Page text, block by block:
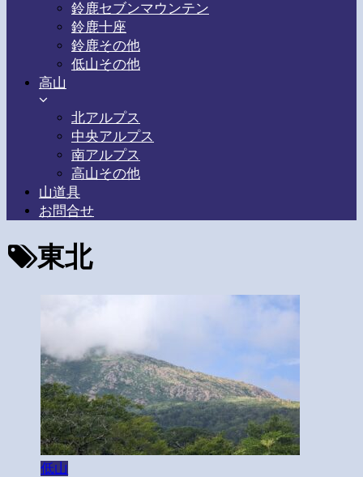
鈴鹿セブンマウンテン
鈴鹿十座
鈴鹿その他
低山その他
高山
北アルプス
中央アルプス
南アルプス
高山その他
山道具
お問合せ
東北
低山